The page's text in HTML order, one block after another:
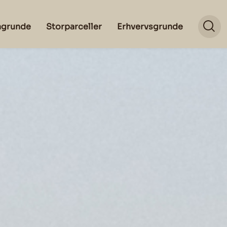
Storparceller Erhvervsgrunde